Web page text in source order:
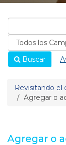
Buscar
Revisitando el
Agregar o
Agregar o